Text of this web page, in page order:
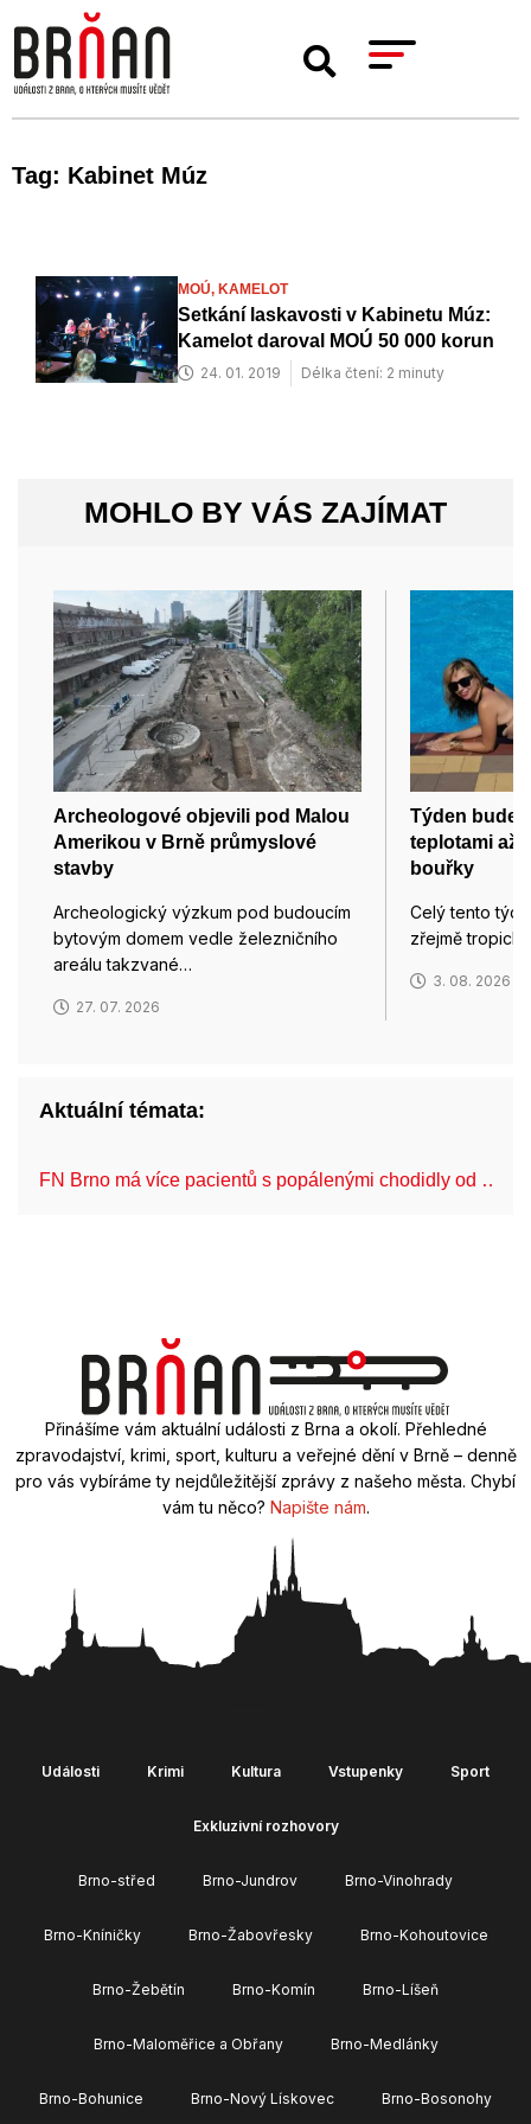
Tag: Kabinet Múz
MOÚ, KAMELOT
Setkání laskavosti v Kabinetu Múz:
Kamelot daroval MOÚ 50 000 korun
24. 01. 2019 Délka čtení: 2 minuty
MOHLO BY VÁS ZAJÍMAT
Archeologové objevili pod Malou
Amerikou v Brně průmyslové
stavby
Archeologický výzkum pod budoucím
bytovým domem vedle železničního
areálu takzvané…
27. 07. 2026
Týden bude
teplotami až
bouřky
Celý tento
zřejmě
3. 08. 2026
Aktuální témata:
FN Brno má více pacientů s popálenými chodidly od …
Přinášíme vám aktuální události z Brna a okolí. Přehledné
zpravodajství, krimi, sport, kulturu a veřejné dění v Brně – denně
pro vás vybíráme ty nejdůležitější zprávy z našeho města. Chybí
vám tu něco? Napište nám.
Události Krimi Kultura Vstupenky Sport
Exkluzivní rozhovory
Brno-střed Brno-Jundrov Brno-Vinohrady
Brno-Kníničky Brno-Žabovřesky Brno-Kohoutovice
Brno-Žebětín Brno-Komín Brno-Líšeň
Brno-Maloměřice a Obřany Brno-Medlánky
Brno-Bohunice Brno-Nový Lískovec Brno-Bosonohy